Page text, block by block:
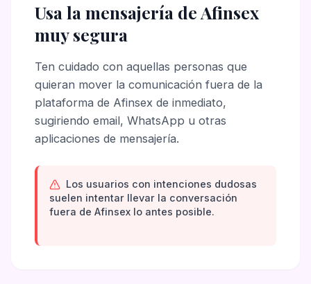
Usa la mensajería de Afinsex
muy segura
Ten cuidado con aquellas personas que
quieran mover la comunicación fuera de la
plataforma de Afinsex de inmediato,
sugiriendo email, WhatsApp u otras
aplicaciones de mensajería.
Los usuarios con intenciones dudosas
suelen intentar llevar la conversación
fuera de Afinsex lo antes posible.